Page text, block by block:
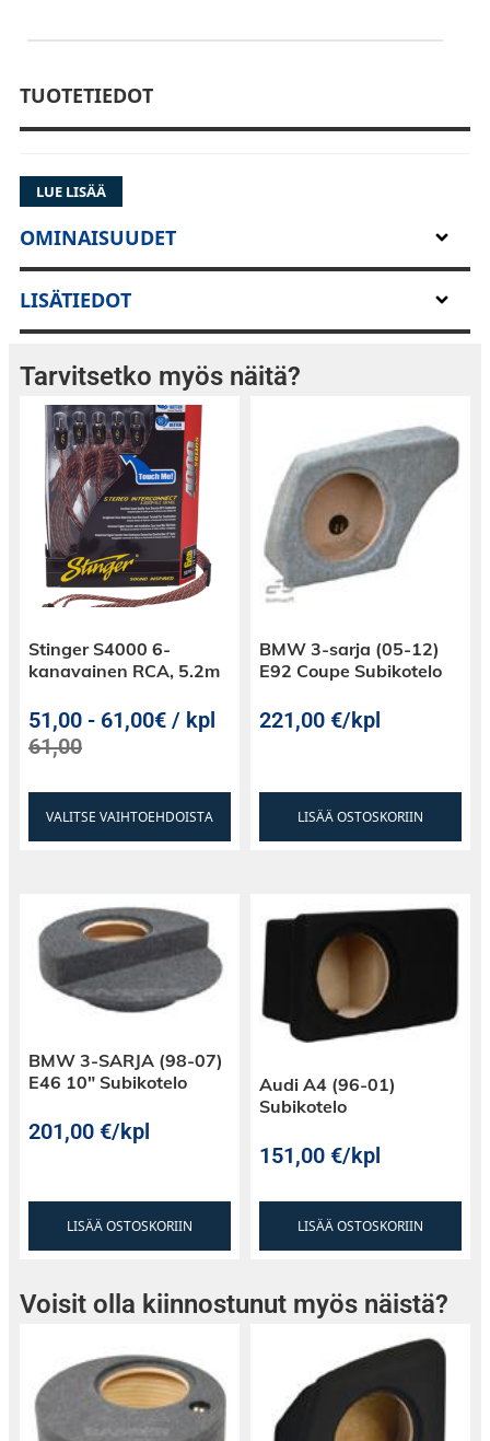
TUOTETIEDOT
LUE LISÄÄ
OMINAISUUDET
LISÄTIEDOT
Tarvitsetko myös näitä?
Stinger S4000 6-
kanavainen RCA, 5.2m
51,00 - 61,00€ / kpl
61,00
VALITSE VAIHTOEHDOISTA
BMW 3-sarja (05-12)
E92 Coupe Subikotelo
221,00€/kpl
LISÄÄ OSTOSKORIIN
BMW 3-SARJA (98-07)
E46 10″ Subikotelo
201,00€/kpl
LISÄÄ OSTOSKORIIN
Audi A4 (96-01)
Subikotelo
151,00€/kpl
LISÄÄ OSTOSKORIIN
Voisit olla kiinnostunut myös näistä?